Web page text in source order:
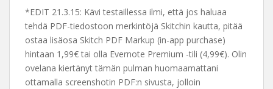
*EDIT 21.3.15: Kävi testaillessa ilmi, että jos haluaa
tehdä PDF-tiedostoon merkintöjä Skitchin kautta, pitää
ostaa lisäosa Skitch PDF Markup (in-app purchase)
hintaan 1,99€ tai olla Evernote Premium -tili (4,99€). Olin
ovelana kiertänyt tämän pulman huomaamattani
ottamalla screenshotin PDF:n sivusta, jolloin